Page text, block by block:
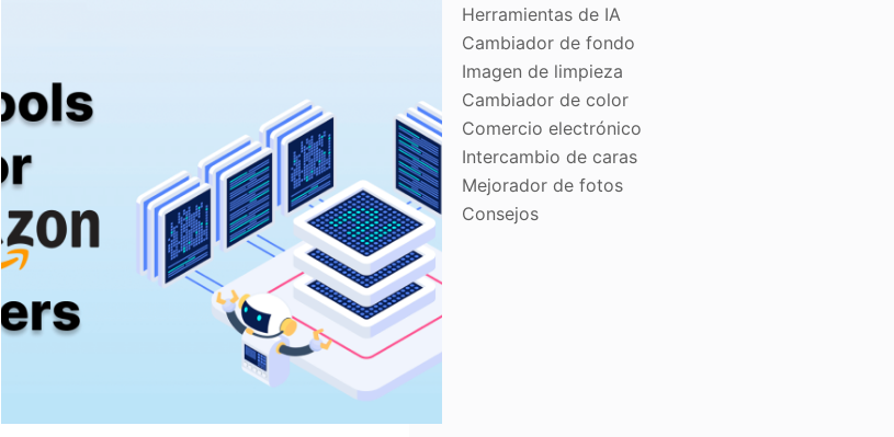
Herramientas de IA
Cambiador de fondo
Imagen de limpieza
Cambiador de color
Comercio electrónico
Intercambio de caras
Mejorador de fotos
Consejos